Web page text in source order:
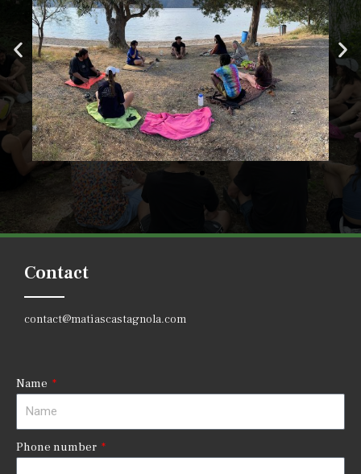
Contact
contact@matiascastagnola.com
Name
Phone number